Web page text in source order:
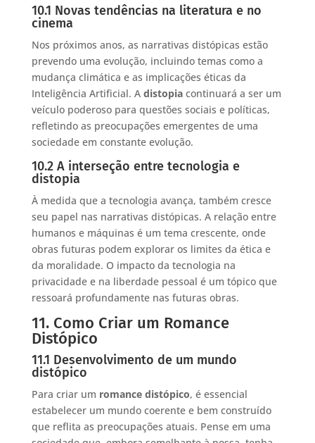
10.1 Novas tendências na literatura e no
cinema
Nos próximos anos, as narrativas distópicas estão
prevendo uma evolução, incluindo temas como a
mudança climática e as implicações éticas da
Inteligência Artificial. A distopiacontinuará a ser um
veículo poderoso para questões sociais e políticas,
refletindo as preocupações emergentes de uma
sociedade em constante evolução.
10.2 A interseção entre tecnologia e
distopia
À medida que a tecnologia avança, também cresce
seu papel nas narrativas distópicas. A relação entre
humanos e máquinas é um tema crescente, onde
obras futuras podem explorar os limites da ética e
da moralidade. O impacto da tecnologia na
privacidade e na liberdade pessoal é um tópico que
ressoará profundamente nas futuras obras.
11. Como Criar um Romance
Distópico
11.1 Desenvolvimento de um mundo
distópico
Para criar um romance distópico, é essencial
estabelecer um mundo coerente e bem construído
que reflita as preocupações atuais. Pense em uma